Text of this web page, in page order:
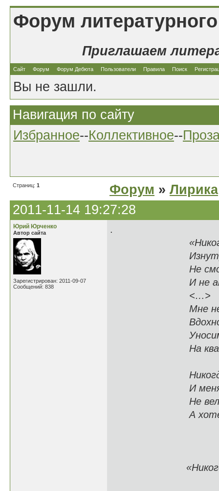
Форум
Приглашаем
Сайт Форум Форум Дебюта Пользователи Правила Поиск
Вы не зашли.
Навигация по сайту
Избранное--Коллективное--
Страниц: 1 Форум » Лирика
2011-11-14 19:27:28
Юрий Юрченко
Автор сайта
Зарегистрирован: 2011-09-07
Сообщений: 838
.
«Никогда не
Изнутри. С
Не смотрел
И не
<…>
Мне неведом
Уносимый
На квадриге,
Никогда не
И меня
Не вела к
А
«Никогда я не